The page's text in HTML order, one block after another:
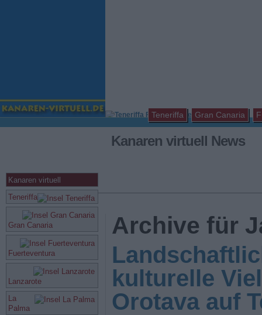
Teneriffa Gran Canaria
Kanaren virtuell News
Kanaren virtuell
Teneriffa
Gran Canaria
Fuerteventura
Lanzarote
La
Palma
Archive für
kulturelle
Orotava auf